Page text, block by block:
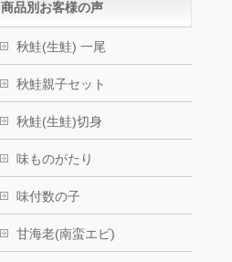
商品別お客様の声
秋鮭(生鮭) 一尾
秋鮭親子セット
秋鮭(生鮭)切身
味ものがたり
味付数の子
甘海老(南蛮エビ)